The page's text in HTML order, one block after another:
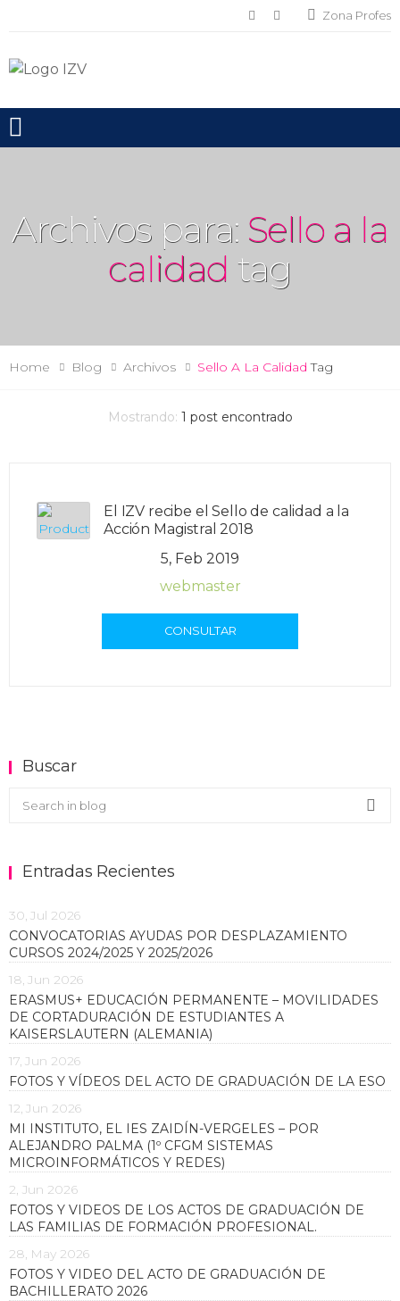
Zona Profes
Toggle mobile menu
Archivos para: Sello a la
calidad tag
Home Blog Archivos Sello A La Calidad Tag
Mostrando: 1 post encontrado
El IZV recibe el Sello de calidad a la
Acción Magistral 2018
5, Feb 2019
webmaster
CONSULTAR
Buscar
Buscar en el blog
Entradas Recientes
30, Jul 2026
CONVOCATORIAS AYUDAS POR DESPLAZAMIENTO
CURSOS 2024/2025 Y 2025/2026
18, Jun 2026
ERASMUS+ EDUCACIÓN PERMANENTE – MOVILIDADES
DE CORTADURACIÓN DE ESTUDIANTES A
KAISERSLAUTERN (ALEMANIA)
17, Jun 2026
FOTOS Y VÍDEOS DEL ACTO DE GRADUACIÓN DE LA ESO
12, Jun 2026
MI INSTITUTO, EL IES ZAIDÍN-VERGELES – POR
ALEJANDRO PALMA (1º CFGM SISTEMAS
MICROINFORMÁTICOS Y REDES)
2, Jun 2026
FOTOS Y VIDEOS DE LOS ACTOS DE GRADUACIÓN DE
LAS FAMILIAS DE FORMACIÓN PROFESIONAL.
28, May 2026
FOTOS Y VIDEO DEL ACTO DE GRADUACIÓN DE
BACHILLERATO 2026